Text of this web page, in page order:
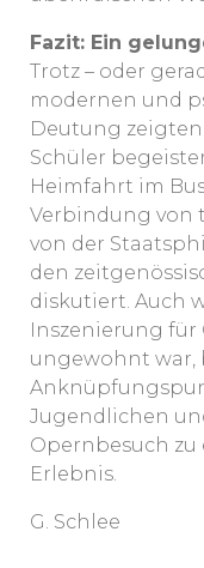
Fazit: Ein
Trotz – oder
modernen und
Deutung
Schüler
Heimfahrt im
Verbindung von
von der
den
diskutiert. Auch
Inszenierung
ungewohnt war,
Jugendlichen
Opernbesuch
Erlebnis.
G. Schlee